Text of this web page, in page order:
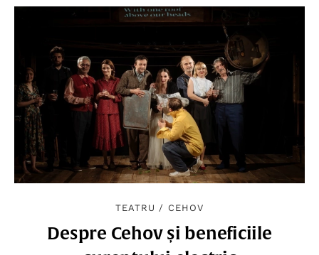
TEATRU / CEHOV
Despre Cehov și beneficiile